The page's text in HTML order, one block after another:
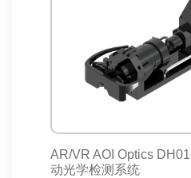
AR/VR AOI Optics
动光学检测系统